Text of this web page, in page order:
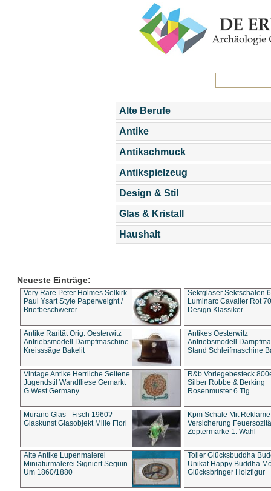
Alte Berufe
Antike
Antikschmuck
Antikspielzeug
Design & Stil
Glas & Kristall
Haushalt
Neueste Einträge:
Very Rare Peter Holmes Selkirk
Paul Ysart Style Paperweight /
Briefbeschwerer
Sektgläser Sektschalen
Luminarc Cavalier Rot
Design Klassiker
Antike Rarität Orig. Oesterwitz
Antriebsmodell Dampfmaschine
Kreisssäge Bakelit
Antikes Oesterwitz
Antriebsmodell
Stand Schleifmaschine
Vintage Antike Herrliche Seltene
Jugendstil Wandfliese Gemarkt
G West Germany
R&b Vorlegebesteck
Silber Robbe & Berking
Rosenmuster 6 Tlg.
Murano Glas - Fisch 1960?
Glaskunst Glasobjekt Mille Fiori
Kpm Schale Mit Reklame
Versicherung
Zeptermarke 1. Wahl
Alte Antike Lupenmalerei
Miniaturmalerei Signiert Seguin
Um 1860/1880
Toller Glücksbuddha
Unikat Happy Buddha
Glücksbringer Holzfigur